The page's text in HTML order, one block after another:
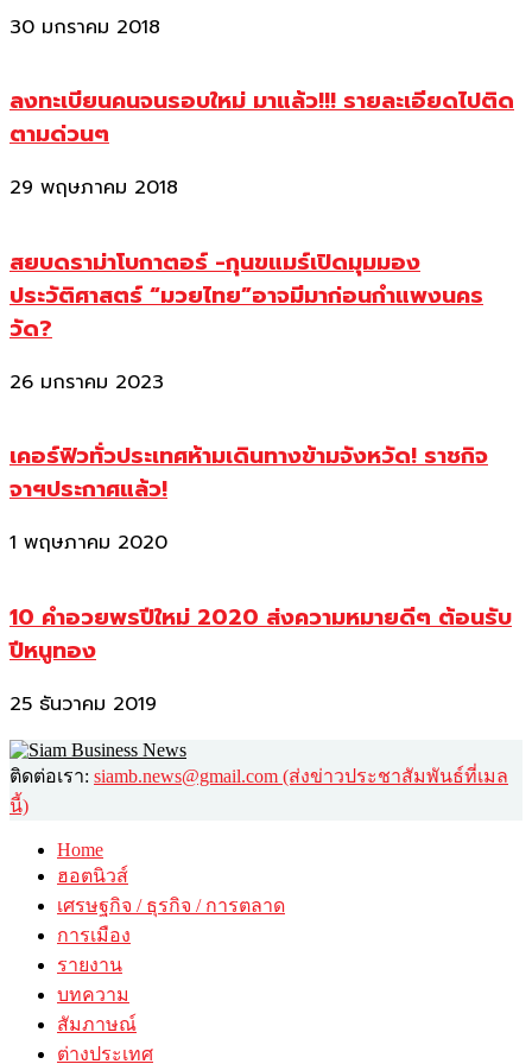
30 มกราคม 2018
ลงทะเบียนคนจนรอบใหม่ มาแล้ว!!! รายละเอียดไปติด
ตามด่วนๆ
29 พฤษภาคม 2018
สยบดราม่าโบกาตอร์ -กุนขแมร์เปิดมุมมอง
ประวัติศาสตร์ “มวยไทย”อาจมีมาก่อนกำแพงนคร
วัด?
26 มกราคม 2023
เคอร์ฟิวทั่วประเทศห้ามเดินทางข้ามจังหวัด! ราชกิจ
จาฯประกาศแล้ว!
1 พฤษภาคม 2020
10 คำอวยพรปีใหม่ 2020 ส่งความหมายดีๆ ต้อนรับ
ปีหนูทอง
25 ธันวาคม 2019
ติดต่อเรา: siamb.news@gmail.com (ส่งข่าวประชาสัมพันธ์ที่เมล
นี้)
Home
ฮอตนิวส์
เศรษฐกิจ / ธุรกิจ / การตลาด
การเมือง
รายงาน
บทความ
สัมภาษณ์
ต่างประเทศ